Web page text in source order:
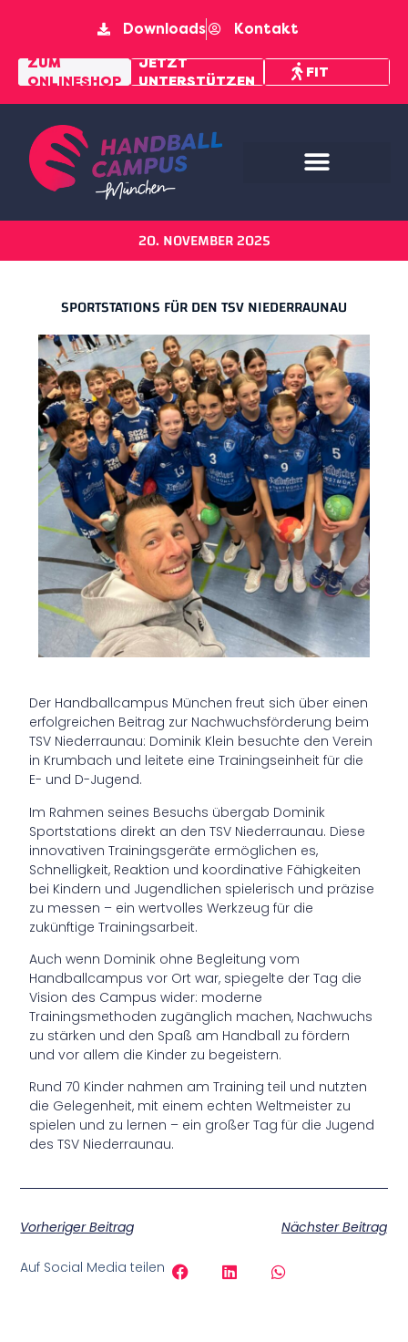
Downloads Kontakt
ZUM
ONLINESHOP
JETZT
UNTERSTÜTZEN
FIT
PFAD
20. NOVEMBER 2025
SPORTSTATIONS FÜR DEN TSV NIEDERRAUNAU
Der Handballcampus München freut sich über einen
erfolgreichen Beitrag zur Nachwuchsförderung beim
TSV Niederraunau: Dominik Klein besuchte den Verein
in Krumbach und leitete eine Trainingseinheit für die
E- und D-Jugend.
Im Rahmen seines Besuchs übergab Dominik
Sportstations direkt an den TSV Niederraunau. Diese
innovativen Trainingsgeräte ermöglichen es,
Schnelligkeit, Reaktion und koordinative Fähigkeiten
bei Kindern und Jugendlichen spielerisch und präzise
zu messen – ein wertvolles Werkzeug für die
zukünftige Trainingsarbeit.
Auch wenn Dominik ohne Begleitung vom
Handballcampus vor Ort war, spiegelte der Tag die
Vision des Campus wider: moderne
Trainingsmethoden zugänglich machen, Nachwuchs
zu stärken und den Spaß am Handball zu fördern
und vor allem die Kinder zu begeistern.
Rund 70 Kinder nahmen am Training teil und nutzten
die Gelegenheit, mit einem echten Weltmeister zu
spielen und zu lernen – ein großer Tag für die Jugend
des TSV Niederraunau.
Vorheriger Beitrag Nächster Beitrag
Auf Social Media teilen